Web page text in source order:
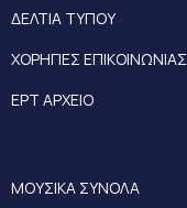
ΔΕΛΤΙΑ ΤΥΠΟΥ
ΧΟΡΗΓΙΕΣ ΕΠΙΚΟΙΝΩΝΙΑΣ
ΕΡΤ ΑΡΧΕΙΟ
ΜΟΥΣΙΚΑ ΣΥΝΟΛΑ